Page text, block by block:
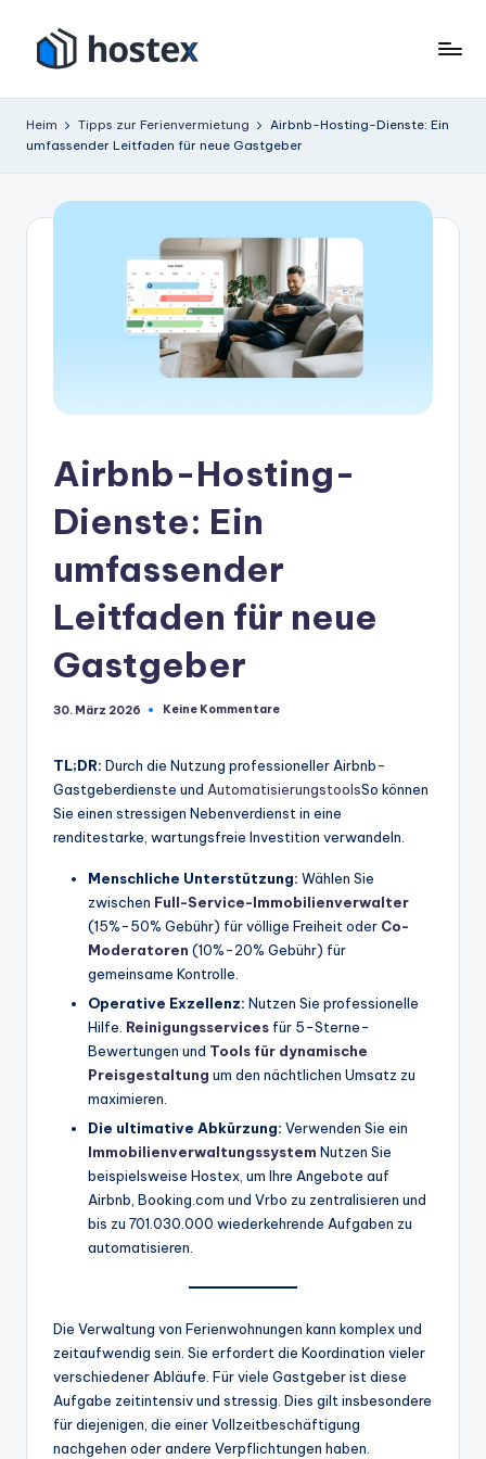
Inhalt
springen
o
s
Ihre
Heim Tipps zur Ferienvermietung
Airbnb-Hosting-Dienste: Ein
umfassender Leitfaden für neue Gastgeber
Airbnb-Hosting-
Dienste: Ein
umfassender
Leitfaden für neue
Gastgeber
30. März 2026 Keine Kommentare
TL;DR: Durch die Nutzung professioneller Airbnb-
Gastgeberdienste und AutomatisierungstoolsSo können
Sie einen stressigen Nebenverdienst in eine
renditestarke, wartungsfreie Investition verwandeln.
Menschliche Unterstützung: Wählen Sie
zwischen Full-Service-Immobilienverwalter
(15%-50% Gebühr) für völlige Freiheit oder Co-
Moderatoren (10%-20% Gebühr) für
gemeinsame Kontrolle.
Operative Exzellenz: Nutzen Sie professionelle
Hilfe. Reinigungsservices für 5-Sterne-
Bewertungen und Tools für dynamische
Preisgestaltung um den nächtlichen Umsatz zu
maximieren.
Die ultimative Abkürzung: Verwenden Sie ein
Immobilienverwaltungssystem Nutzen Sie
beispielsweise Hostex, um Ihre Angebote auf
Airbnb, Booking.com und Vrbo zu zentralisieren und
bis zu 701.030.000 wiederkehrende Aufgaben zu
automatisieren.
Die Verwaltung von Ferienwohnungen kann komplex und
zeitaufwendig sein. Sie erfordert die Koordination vieler
verschiedener Abläufe. Für viele Gastgeber ist diese
Aufgabe zeitintensiv und stressig. Dies gilt insbesondere
für diejenigen, die einer Vollzeitbeschäftigung
nachgehen oder andere Verpflichtungen haben.